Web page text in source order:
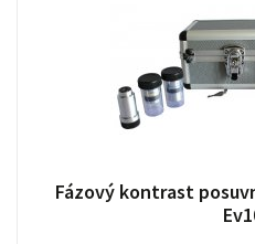
Fázový kontrast